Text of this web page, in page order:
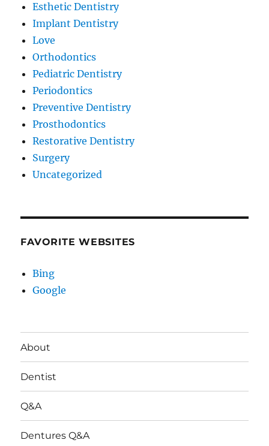
Esthetic Dentistry
Implant Dentistry
Love
Orthodontics
Pediatric Dentistry
Periodontics
Preventive Dentistry
Prosthodontics
Restorative Dentistry
Surgery
Uncategorized
FAVORITE WEBSITES
Bing
Google
About
Dentist
Q&A
Dentures Q&A